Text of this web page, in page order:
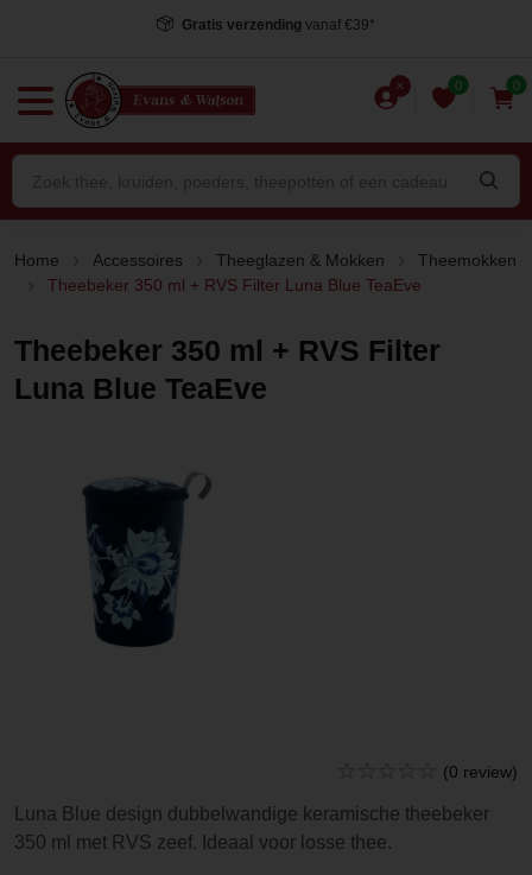
Gratis verzending vanaf €39*
0 0
Home Accessoires Theeglazen & Mokken
Theemokken
Theebeker 350 ml + RVS Filter Luna Blue TeaEve
Theebeker 350 ml + RVS Filter
Luna Blue TeaEve
(0 review)
Luna Blue design dubbelwandige keramische theebeker
350 ml met RVS zeef. Ideaal voor losse thee.